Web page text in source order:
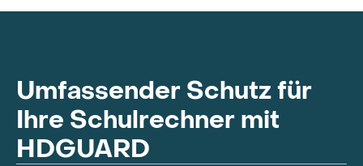
Umfassender Schutz für
Ihre Schulrechner mit
HDGUARD